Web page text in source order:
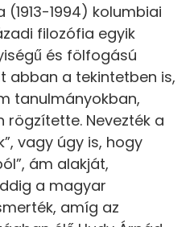
1994) kolumbiai
filozófia egyik
és fölfogású
abban a tekintetben is,
tanulmányokban,
Nevezték a
vagy úgy is, hogy
ám alakját,
a magyar
amíg az